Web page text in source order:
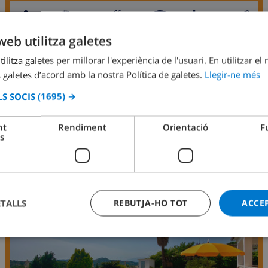
Rosanna
Espanya - Costa Brava - Lloret de Mar
des de
/ 167,53 USD
MOSTRA AQUESTA VILLA›
8.6 RESSENYES
OPORTUNITATS
utilitza galetes
galetes per millorar l'experiència de l'usuari. En utilitzar el
d’acord amb la nostra Política de galetes. Llegir-ne més
SOCIS (1695) →
Rendiment Orientació
REBUTJA-HO TOT